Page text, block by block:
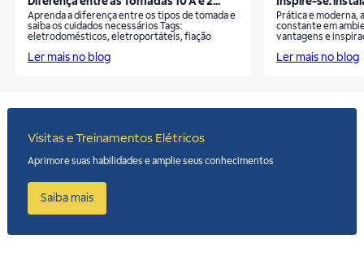
Aprenda a diferença entre os tipos de tomada e
saiba os cuidados necessários Tags:
eletrodomésticos, eletroportáteis, fiação
Ler mais no blog
Prática e moderna,
constante em
vantagens e
Ler mais no blog
Visitas e Treinamentos Elétricos
Aprimore suas habilidades e amplie seus conhecimentos
Saiba mais